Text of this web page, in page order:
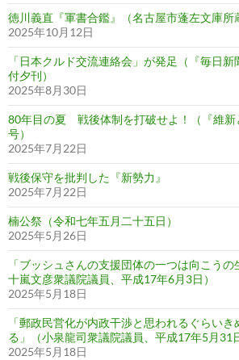
徳川義直『軍書合鑑』（名古屋市蓬左文庫所
2025年10月12日
「日本クルド交流連絡会」が発足（『毎日
付夕刊）
2025年8月30日
80年目の夏 戦後体制を打破せよ！（『維新
号）
2025年7月22日
戦後保守を批判した『新勢力』
2025年7月22日
楠公祭（令和七年五月二十五日）
2025年5月26日
「ブッシュさんの支援団体の一つは向こう
十嵐文彦衆議院議員、平成17年6月3日）
2025年5月18日
「郵政民営化が内政干渉と思われるぐらい
る」（小泉龍司衆議院議員、平成17年5月31
2025年5月18日